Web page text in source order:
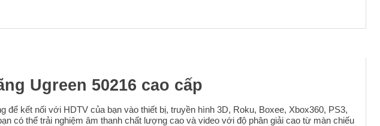
Ugreen 50216 cao cấp
kết nối với HDTV của bạn vào thiết bị, truyền hình 3D, Roku, Boxee, Xbox360, PS3,
có thể trải nghiệm âm thanh chất lượng cao và video với độ phân giải cao từ màn chiếu